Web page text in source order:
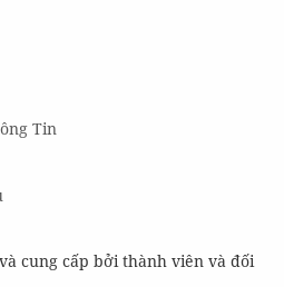
Tin
cung cấp bởi thành viên và đối